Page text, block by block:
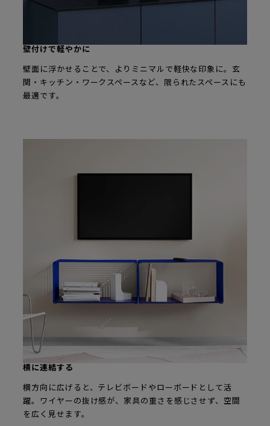
壁付けで軽やかに
壁面に浮かせることで、よりミニマルで軽快な印象に。玄
関・キッチン・ワークスペースなど、限られたスペースにも
最適です。
横に連結する
横方向に広げると、テレビボードやローボードとして活
躍。ワイヤーの抜け感が、家具の重さを感じさせず、空間
を広く見せます。